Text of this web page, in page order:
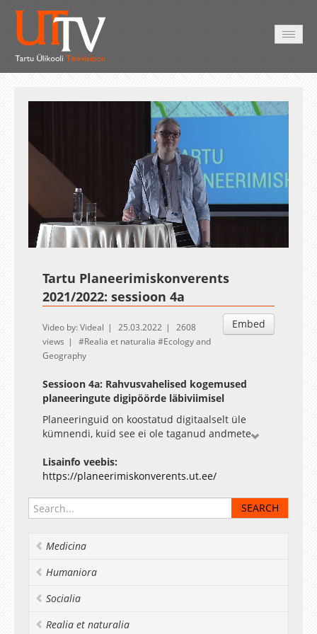
UnmuteLoaded
0.40%
Esituskiirused
Tartu Planeerimiskonverents
2021/2022: sessioon 4a
Embed
Video by: Videal 25.03.2022
2608
views
Realia et naturalia
Ecology and
Geography
Sessioon 4a: Rahvusvahelised kogemused
planeeringute digipöörde läbiviimisel
Planeeringuid on koostatud digitaalselt üle
kümnendi, kuid see ei ole taganud andmete
sellisel tasemel, kui seda erinevad osapooled
ootavad. Eelmisel aastal jõustus kõikidele
vormistamise määrus, mis reguleerib
planeeringute ühiseid vormistusnõudeid.
andmekogu, mis on järgmine samm
kasutamise edendamisel Eesti ei ole riikide
Osad Euroopa riigid on tegelenud
digitaliseerimisega järjepidevalt juba üle 20
Lisainfo veebis:
https://planeerimiskonverents.ut.ee/
Medicina
Humaniora
Socialia
Realia et naturalia